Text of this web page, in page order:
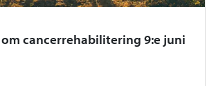
cancerrehabilitering 9:e juni